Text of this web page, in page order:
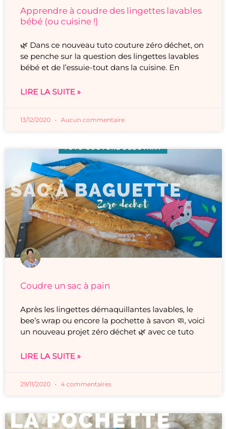
Apprendre à coudre des lingettes lavables
bébé (ou cuisine !)
🌿 Dans ce nouveau tuto couture zéro déchet, on
se penche sur la question des lingettes lavables
bébé et de l’essuie-tout dans la cuisine. En
LIRE LA SUITE »
13/12/2020 Aucun commentaire
Coudre un sac à pain
Après les lingettes démaquillantes lavables, le
bee’s wrap ou encore la pochette à savon 🧼, voici
un nouveau projet zéro déchet 🌿 avec ce tuto
LIRE LA SUITE »
29/11/2020 4 commentaires